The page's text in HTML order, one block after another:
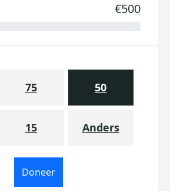
€500
75 50
15 Anders
Doneer